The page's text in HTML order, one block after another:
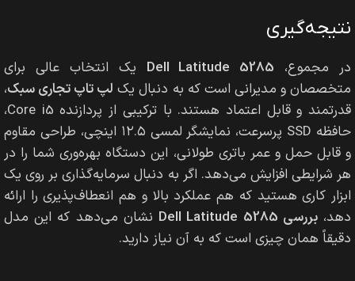
نتیجه‌گیری
در مجموع، Dell Latitude 5285 یک انتخاب عالی برای
متخصصان و مدیرانی است که به دنبال یک لپ تاپ تجاری سبک،
قدرتمند و قابل اعتماد هستند. با ترکیبی از پردازنده Core i5،
حافظه SSD پرسرعت، نمایشگر لمسی ۱۲.۵ اینچی، طراحی مقاوم
و قابل حمل و عمر باتری طولانی، این دستگاه بهره‌وری شما را در
هر شرایطی افزایش می‌دهد. اگر به دنبال سرمایه‌گذاری بر روی یک
ابزار کاری هستید که هم عملکرد بالا و هم انعطاف‌پذیری را ارائه
دهد،بررسی Dell Latitude 5285
نشان می‌دهد که این مدل
دقیقاً همان چیزی است که به آن نیاز دارید.